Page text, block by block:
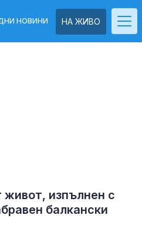
НА ЖИВО
НОВИНИ
изпълнен с
балкански